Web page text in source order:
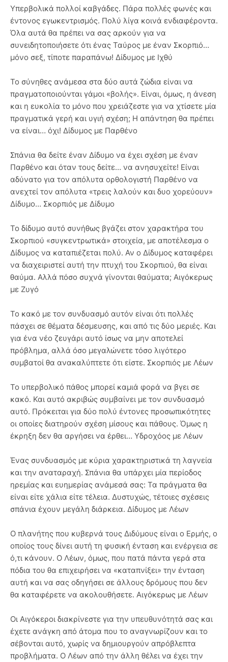
Υπερβολικά πολλοί καβγάδες. Πάρα πολλές φωνές και
έντονος εγωκεντρισμός. Πολύ λίγα κοινά ενδιαφέροντα.
Όλα αυτά θα πρέπει να σας αρκούν για να
συνειδητοποιήσετε ότι ένας Ταύρος με έναν Σκορπιό…
μόνο σεξ, τίποτε παραπάνω! Δίδυμος με Ιχθύ
Το σύνηθες ανάμεσα στα δύο αυτά ζώδια είναι να
πραγματοποιούνται γάμοι «βολής». Είναι, όμως, η άνεση
και η ευκολία το μόνο που χρειάζεστε για να χτίσετε μία
πραγματικά γερή και υγιή σχέση; Η απάντηση θα πρέπει
να είναι… όχι! Δίδυμος με Παρθένο
Σπάνια θα δείτε έναν Δίδυμο να έχει σχέση με έναν
Παρθένο και όταν τους δείτε… να ανησυχείτε! Είναι
αδύνατο για τον απόλυτα ορθολογιστή Παρθένο να
ανεχτεί τον απόλυτα «τρεις λαλούν και δυο χορεύουν»
Δίδυμο… Σκορπιός με Δίδυμο
Το δίδυμο αυτό συνήθως βγάζει στον χαρακτήρα του
Σκορπιού «συγκεντρωτικά» στοιχεία, με αποτέλεσμα ο
Δίδυμος να καταπιέζεται πολύ. Αν ο Δίδυμος καταφέρει
να διαχειριστεί αυτή την πτυχή του Σκορπιού, θα είναι
θαύμα. Αλλά πόσο συχνά γίνονται θαύματα; Αιγόκερως
με Ζυγό
Το κακό με τον συνδυασμό αυτόν είναι ότι πολλές
πάσχει σε θέματα δέσμευσης, και από τις δύο μεριές. Και
για ένα νέο ζευγάρι αυτό ίσως να μην αποτελεί
πρόβλημα, αλλά όσο μεγαλώνετε τόσο λιγότερο
συμβατοί θα ανακαλύπτετε ότι είστε. Σκορπιός με Λέων
Το υπερβολικό πάθος μπορεί καμιά φορά να βγει σε
κακό. Και αυτό ακριβώς συμβαίνει με τον συνδυασμό
αυτό. Πρόκειται για δύο πολύ έντονες προσωπικότητες
οι οποίες διατηρούν σχέση μίσους και πάθους. Όμως η
έκρηξη δεν θα αργήσει να έρθει… Υδροχόος με Λέων
Ένας συνδυασμός με κύρια χαρακτηριστικά τη λαγνεία
και την αναταραχή. Σπάνια θα υπάρχει μία περίοδος
ηρεμίας και ευημερίας ανάμεσά σας: Τα πράγματα θα
είναι είτε χάλια είτε τέλεια. Δυστυχώς, τέτοιες σχέσεις
σπάνια έχουν μεγάλη διάρκεια. Δίδυμος με Λέων
Ο πλανήτης που κυβερνά τους Διδύμους είναι ο Ερμής, ο
οποίος τους δίνει αυτή τη φυσική ένταση και ενέργεια σε
ό,τι κάνουν. Ο Λέων, όμως, που πατά πάντα γερά στα
πόδια του θα επιχειρήσει να «καταπνίξει» την ένταση
αυτή και να σας οδηγήσει σε άλλους δρόμους που δεν
θα καταφέρετε να ακολουθήσετε. Αιγόκερως με Λέων
Οι Αιγόκεροι διακρίνεστε για την υπευθυνότητά σας και
έχετε ανάγκη από άτομα που το αναγνωρίζουν και το
σέβονται αυτό, χωρίς να δημιουργούν απρόβλεπτα
προβλήματα. Ο Λέων από την άλλη θέλει να έχει την